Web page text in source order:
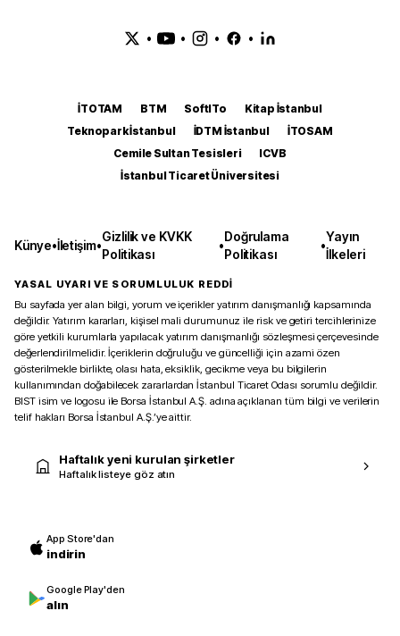
• • • •
İTOTAM BTM SoftITo
Kitap İstanbul
Teknopark İstanbul
İDTM İstanbul
İTOSAM
Cemile Sultan Tesisleri
ICVB
İstanbul Ticaret Üniversitesi
Künye•İletişim•
Gizlilik ve KVKK
Politikası
•
Doğrulama
Politikası
•
Yayın
İlkeleri
YASAL UYARI VE SORUMLULUK REDDİ
Bu sayfada yer alan bilgi, yorum ve içerikler yatırım danışmanlığı kapsamında
değildir. Yatırım kararları, kişisel mali durumunuz ile risk ve getiri tercihlerinize
göre yetkili kurumlarla yapılacak yatırım danışmanlığı sözleşmesi çerçevesinde
değerlendirilmelidir. İçeriklerin doğruluğu ve güncelliği için azami özen
gösterilmekle birlikte, olası hata, eksiklik, gecikme veya bu bilgilerin
kullanımından doğabilecek zararlardan İstanbul Ticaret Odası sorumlu değildir.
BIST isim ve logosu ile Borsa İstanbul A.Ş. adına açıklanan tüm bilgi ve verilerin
telif hakları Borsa İstanbul A.Ş.’ye aittir.
Haftalık yeni kurulan şirketler
Haftalık listeye göz atın
App Store'dan
indirin
Google Play'den
alın